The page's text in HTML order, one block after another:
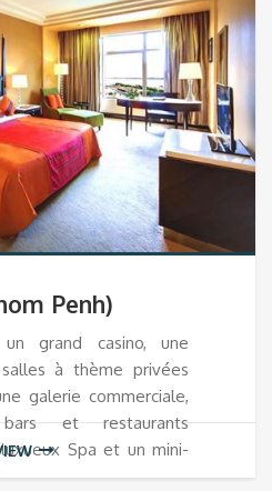
Penh)
grand casino, une
à thème privées
galerie commerciale,
et restaurants
Spa et un mini-